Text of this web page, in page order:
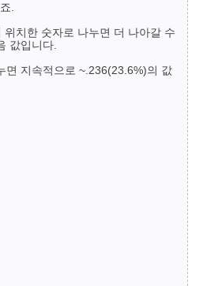
.
치한 숫자로 나누면 더 나아갈 수
값입니다.
면 지속적으로 ~.236(23.6%)의 값